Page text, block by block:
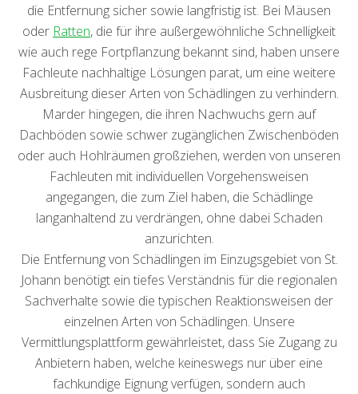
die Entfernung sicher sowie langfristig ist. Bei Mäusen
oder Ratten, die für ihre außergewöhnliche Schnelligkeit
wie auch rege Fortpflanzung bekannt sind, haben unsere
Fachleute nachhaltige Lösungen parat, um eine weitere
Ausbreitung dieser Arten von Schädlingen zu verhindern.
Marder hingegen, die ihren Nachwuchs gern auf
Dachböden sowie schwer zugänglichen Zwischenböden
oder auch Hohlräumen großziehen, werden von unseren
Fachleuten mit individuellen Vorgehensweisen
angegangen, die zum Ziel haben, die Schädlinge
langanhaltend zu verdrängen, ohne dabei Schaden
anzurichten.
Die Entfernung von Schädlingen im Einzugsgebiet von St.
Johann benötigt ein tiefes Verständnis für die regionalen
Sachverhalte sowie die typischen Reaktionsweisen der
einzelnen Arten von Schädlingen. Unsere
Vermittlungsplattform gewährleistet, dass Sie Zugang zu
Anbietern haben, welche keineswegs nur über eine
fachkundige Eignung verfügen, sondern auch